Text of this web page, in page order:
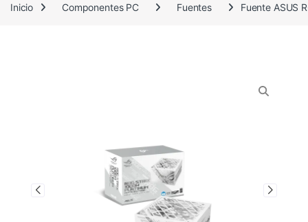
Inicio Componentes PC Fuentes Fuente ASUS